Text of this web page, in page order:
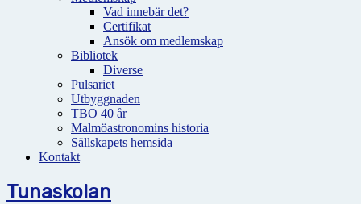
Vad innebär det?
Certifikat
Ansök om medlemskap
Bibliotek
Diverse
Pulsariet
Utbyggnaden
TBO 40 år
Malmöastronomins historia
Sällskapets hemsida
Kontakt
Tunaskolan